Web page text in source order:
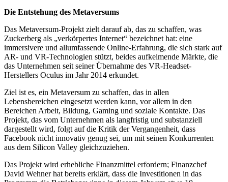
Die Entstehung des Metaversums
Das Metaversum-Projekt zielt darauf ab, das zu schaffen, was
Zuckerberg als „verkörpertes Internet“ bezeichnet hat: eine
immersivere und allumfassende Online-Erfahrung, die sich stark auf
AR- und VR-Technologien stützt, beides aufkeimende Märkte, die
das Unternehmen seit seiner Übernahme des VR-Headset-
Herstellers Oculus im Jahr 2014 erkundet.
Ziel ist es, ein Metaversum zu schaffen, das in allen
Lebensbereichen eingesetzt werden kann, vor allem in den
Bereichen Arbeit, Bildung, Gaming und soziale Kontakte. Das
Projekt, das vom Unternehmen als langfristig und substanziell
dargestellt wird, folgt auf die Kritik der Vergangenheit, dass
Facebook nicht innovativ genug sei, um mit seinen Konkurrenten
aus dem Silicon Valley gleichzuziehen.
Das Projekt wird erhebliche Finanzmittel erfordern; Finanzchef
David Wehner hat bereits erklärt, dass die Investitionen in das